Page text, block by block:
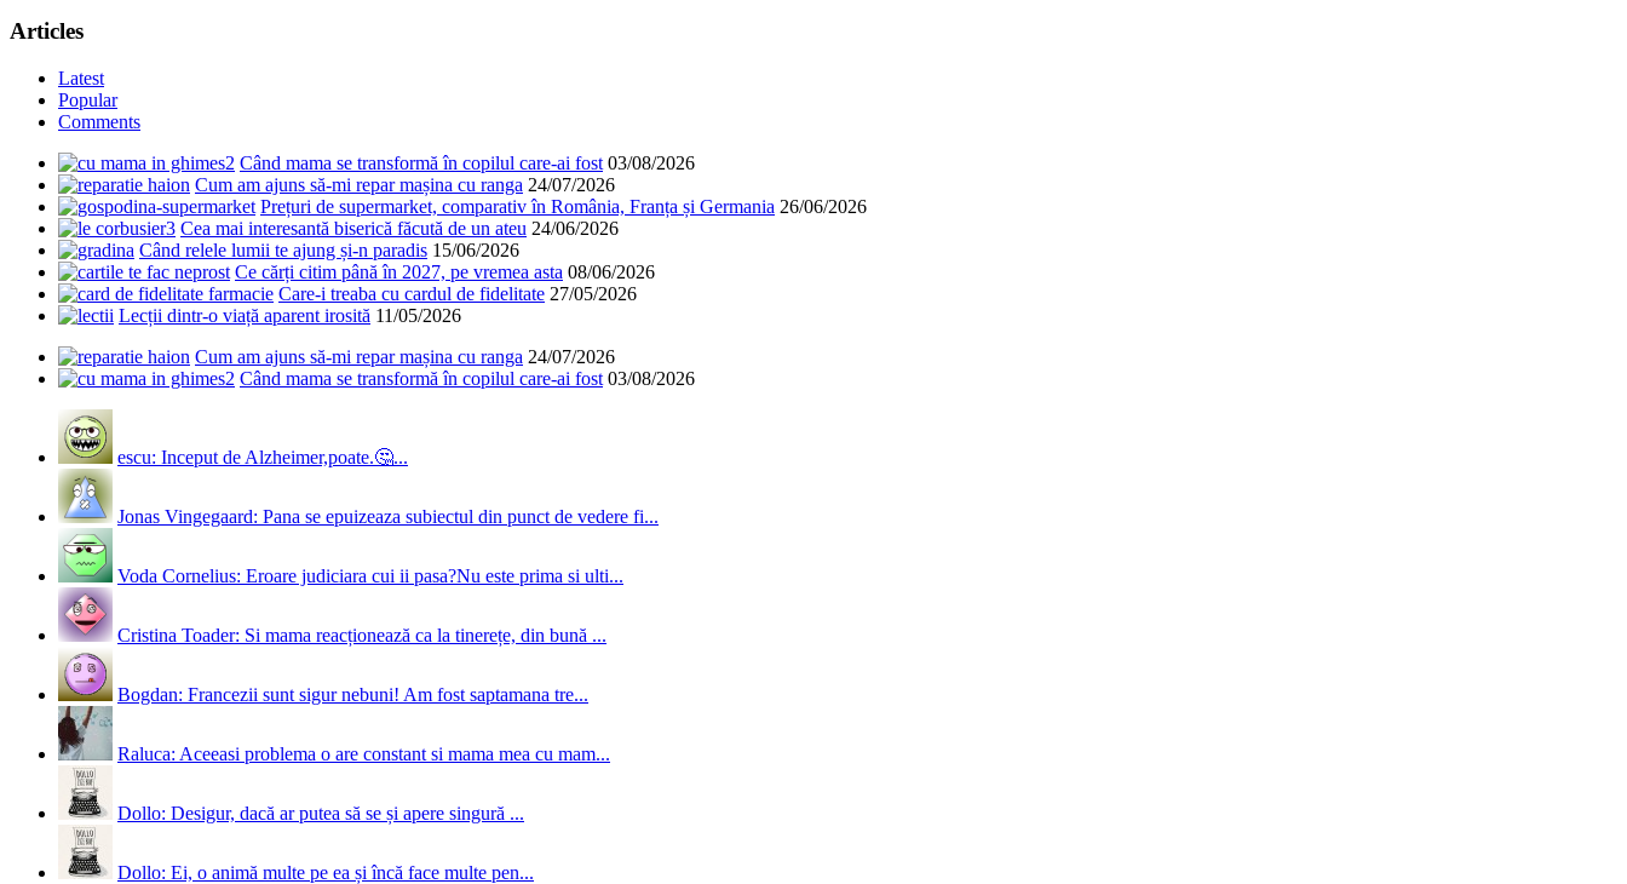
Articles
Latest
Popular
Comments
Când mama se transformă în copilul care-ai fost 03/08/2026
Cum am ajuns să-mi repar mașina cu ranga 24/07/2026
Prețuri de supermarket, comparativ în România, Franța și Germania 26/06/2026
Cea mai interesantă biserică făcută de un ateu 24/06/2026
Când relele lumii te ajung și-n paradis 15/06/2026
Ce cărți citim până în 2027, pe vremea asta 08/06/2026
Care-i treaba cu cardul de fidelitate 27/05/2026
Lecții dintr-o viață aparent irosită 11/05/2026
Cum am ajuns să-mi repar mașina cu ranga 24/07/2026
Când mama se transformă în copilul care-ai fost 03/08/2026
escu: Inceput de Alzheimer,poate.🤔...
Jonas Vingegaard: Pana se epuizeaza subiectul din punct de vedere fi...
Voda Cornelius: Eroare judiciara cui ii pasa?Nu este prima si ulti...
Cristina Toader: Si mama reacționează ca la tinerețe, din bună ...
Bogdan: Francezii sunt sigur nebuni! Am fost saptamana tre...
Raluca: Aceeasi problema o are constant si mama mea cu mam...
Dollo: Desigur, dacă ar putea să se și apere singură ...
Dollo: Ei, o animă multe pe ea și încă face multe pen...